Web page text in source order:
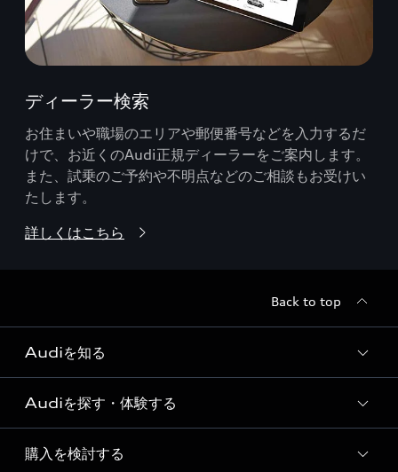
ディーラー検索
お住まいや職場のエリアや郵便番号などを入力するだ
けで、お近くのAudi正規ディーラーをご案内します。
また、試乗のご予約や不明点などのご相談もお受けい
たします。
詳しくはこちら
Back to top
Audiを知る
Audi ブランド
Story of Progress
Audiを探す・体験する
ディーラー検索
購入を検討する